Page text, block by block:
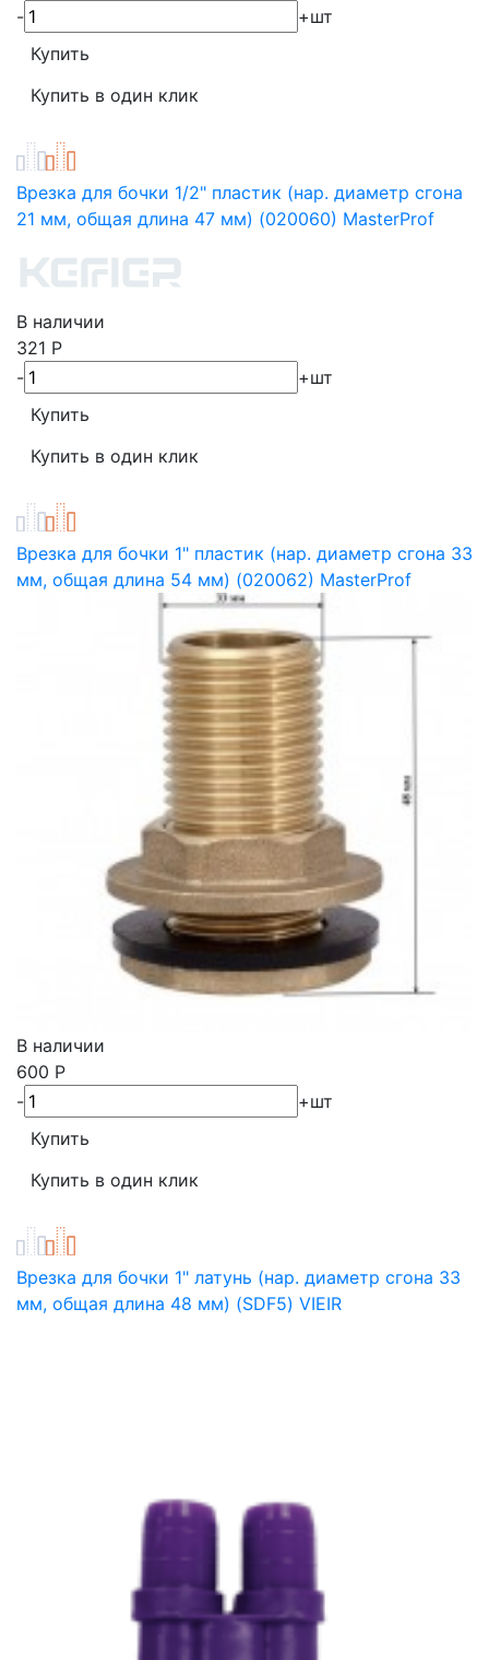
-
+шт
Врезка для бочки 1/2" пластик (нар. диаметр сгона
21 мм, общая длина 47 мм) (020060) MasterProf
В наличии
321 Р
-
+шт
Врезка для бочки 1" пластик (нар. диаметр сгона 33
мм, общая длина 54 мм) (020062) MasterProf
В наличии
600 Р
-
+шт
Врезка для бочки 1" латунь (нар. диаметр сгона 33
мм, общая длина 48 мм) (SDF5) VIEIR